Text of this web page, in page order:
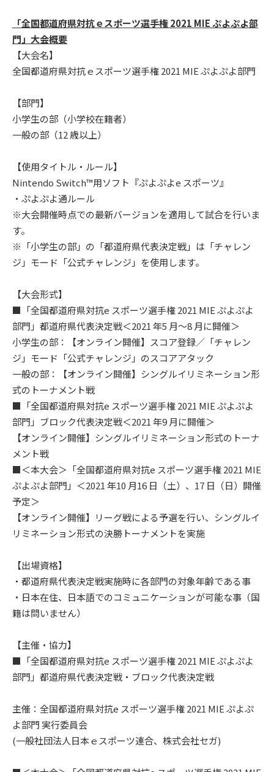
「全国都道府県対抗ｅスポーツ選手権 2021 MIE ぷよぷよ部
門」大会概要
【大会名】
全国都道府県対抗ｅスポーツ選手権 2021 MIE ぷよぷよ部門
【部門】
小学生の部（小学校在籍者）
一般の部（12 歳以上）
【使用タイトル・ルール】
Nintendo Switch™用ソフト『ぷよぷよe スポーツ』
・ぷよぷよ通ルール
※大会開催時点での最新バージョンを適用して試合を行いま
す。
※「小学生の部」の「都道府県代表決定戦」は「チャレン
ジ」モード「公式チャレンジ」を使用します。
【大会形式】
■「全国都道府県対抗e スポーツ選手権 2021 MIE ぷよぷよ
部門」都道府県代表決定戦＜2021 年5 月～8 月に開催＞
小学生の部：【オンライン開催】スコア登録／「チャレン
ジ」モード「公式チャレンジ」のスコアアタック
一般の部：【オンライン開催】シングルイリミネーション形
式のトーナメント戦
■「全国都道府県対抗e スポーツ選手権 2021 MIE ぷよぷよ
部門」ブロック代表決定戦＜2021 年9 月に開催＞
【オンライン開催】シングルイリミネーション形式のトーナ
メント戦
■＜本大会＞「全国都道府県対抗e スポーツ選手権 2021 MIE
ぷよぷよ部門」＜2021 年10 月16 日（土）、17 日（日）開催
予定＞
【オンライン開催】リーグ戦による予選を行い、シングルイ
リミネーション形式の決勝トーナメントを実施
【出場資格】
・都道府県代表決定戦実施時に各部門の対象年齢である事
・日本在住、日本語でのコミュニケーションが可能な事（国
籍は問いません）
【主催・協力】
■「全国都道府県対抗e スポーツ選手権 2021 MIE ぷよぷよ
部門」都道府県代表決定戦・ブロック代表決定戦
主催：全国都道府県対抗e スポーツ選手権 2021 MIE ぷよぷ
よ部門 実行委員会
(一般社団法人日本ｅスポーツ連合、株式会社セガ)